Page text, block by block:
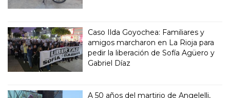
Caso Ilda Goyochea: Familiares y
amigos marcharon en La Rioja para
pedir la liberación de Sofía Agüero y
Gabriel Díaz
A 50 años del martirio de Angelelli,